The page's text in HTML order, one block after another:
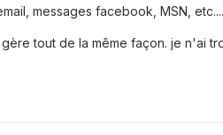
messages facebook, MSN, etc....
tout de la même façon. je n'ai